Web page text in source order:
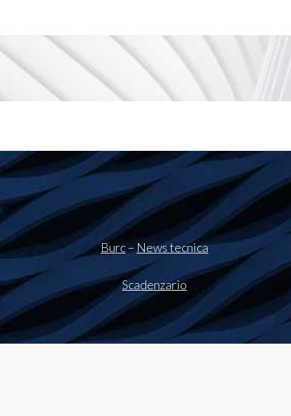
Burc– News tecnica
Scadenzario